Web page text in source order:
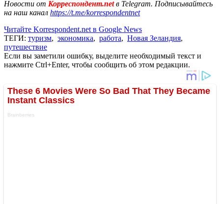
Новости от Корреспондент.netв Telegram. Подписывайтесь
на наш канал https://t.me/korrespondentnet
Читайте Korrespondent.net в Google News
ТЕГИ: туризм, экономика, работа, Новая Зеландия,
путешествие
Если вы заметили ошибку, выделите необходимый текст и
нажмите Ctrl+Enter, чтобы сообщить об этом редакции.